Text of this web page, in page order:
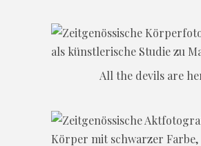
All the devils are